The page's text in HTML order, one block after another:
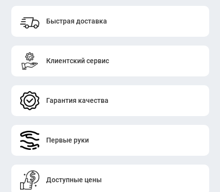
Быстрая доставка
Клиентский сервис
Гарантия качества
Первые руки
Доступные цены